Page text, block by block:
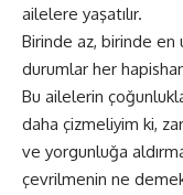
ailelere yaşatılır.
Birinde az, birinde en
durumlar her
Bu ailelerin
daha çizmeliyim ki,
ve yorgunluğa
çevrilmenin ne